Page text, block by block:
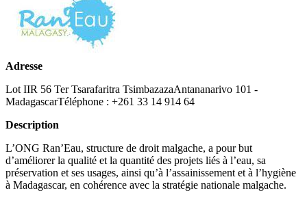
Adresse
Lot IIR 56 Ter Tsarafaritra TsimbazazaAntananarivo 101 -
MadagascarTéléphone : +261 33 14 914 64
Description
L’ONG Ran’Eau, structure de droit malgache, a pour but
d’améliorer la qualité et la quantité des projets liés à l’eau, sa
préservation et ses usages, ainsi qu’à l’assainissement et à l’hygiène
à Madagascar, en cohérence avec la stratégie nationale malgache.